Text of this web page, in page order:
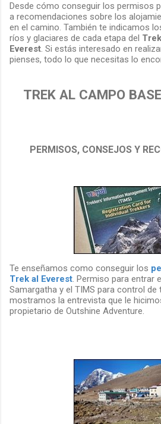
Desde cómo conseguir los permisos
a recomendaciones sobre los
en el camino. También te indicamos
ríos y glaciares de cada etapa del
Everest. Si estás interesado en
pienses, todo lo que necesitas lo
TREK AL CAMPO
PERMISOS, CONSEJOS Y
Te enseñamos como conseguir los
Trek al Everest. Permiso para entrar
Samargatha y el TIMS para control de
mostramos la entrevista que le
propietario de Outshine Adventure.